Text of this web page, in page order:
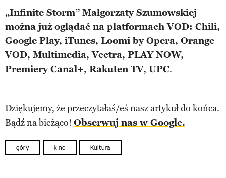
„Infinite Storm” Małgorzaty Szumowskiej
można już oglądać na platformach VOD: Chili,
Google Play, iTunes, Loomi by Opera, Orange
VOD, Multimedia, Vectra, PLAY NOW,
Premiery Canal+, Rakuten TV, UPC.
Dziękujemy, że przeczytałaś/eś nasz artykuł do końca.
Bądź na bieżąco! Obserwuj nas w Google.
góry kino Kultura